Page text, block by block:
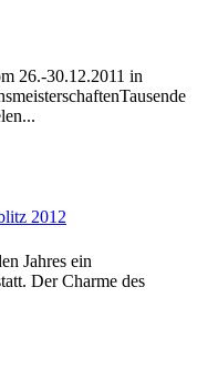
26.-30.12.2011 in
2012
Jahres ein
Der Charme des